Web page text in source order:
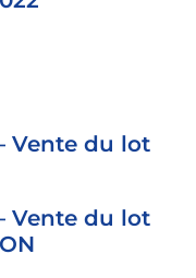
Vente du lot
Vente du lot